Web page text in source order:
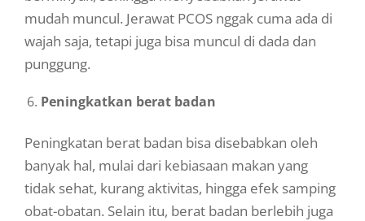
mudah muncul. Jerawat PCOS nggak cuma ada di
wajah saja, tetapi juga bisa muncul di dada dan
punggung.
Peningkatkan berat badan
Peningkatan berat badan bisa disebabkan oleh
banyak hal, mulai dari kebiasaan makan yang
tidak sehat, kurang aktivitas, hingga efek samping
obat-obatan. Selain itu, berat badan berlebih juga